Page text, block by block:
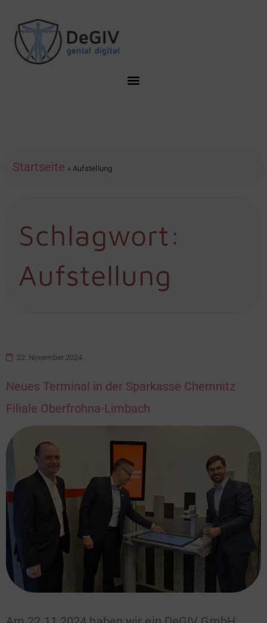
Startseite » Aufstellung
Schlagwort:
Aufstellung
22. November 2024
Neues Terminal in der Sparkasse Chemnitz
Filiale Oberfrohna-Limbach